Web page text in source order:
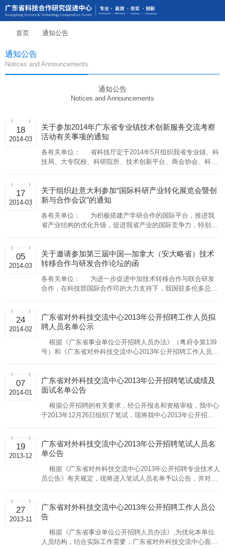
首页 通知公告
通知公告
Notices and Announcements
通知公告
Notices and Announcements
18
2014-03
关于参加2014年广东省专业镇技术创新服务交流考察
活动有关事项的通知
各有关单位： 省科技厅定于2014年5月组织我省专业镇、科
技局、大专院校、科研院所、技术创新平台、商会协会、科技
17
2014-03
关于组织赴意大利参加“国际科研产业转化展览会暨创
新与合作会议”的通知
各有关单位： 为积极搭建产学研合作的国际平台，推进我
省产业结构的优化升级，促进我省产业的国际竞争力，特别是
05
2014-03
关于邀请参加第三届中国—加拿大（安大略省）技术
转移合作与研发合作论坛的函
各有关单位： 为进一步促进中加技术转移合作与联合研发
合作，在科技部国际合作司的大力支持下，我国驻多伦多总领
24
2014-02
广东省对外科技交流中心2013年公开招聘工作人员拟
聘人员名单公示
根据《广东省事业单位公开招聘人员办法》（粤府令第139
号）和《广东省对外科技交流中心2013年公开招聘工作人员公
07
2014-01
广东省对外科技交流中心2013年公开招聘笔试成绩及
面试名单公告
根据公开招聘的有关要求，经公开报名和资格审核，我中心
于2013年12月26日组织了笔试，现将我中心2013年公开招聘
19
2013-12
广东省对外科技交流中心2013年公开招聘笔试人员名
单公告
根据《广东省对外科技交流中心2013年公开招聘专业技术人
员公告》有关规定，现将进入笔试人员名单予以公告，并对笔
27
2013-11
广东省对外科技交流中心2013年公开招聘工作人员公
告
根据《广东省事业单位公开招聘人员办法》,为优化本单位
人员结构，结合实际工作需要，广东省对外科技交流中心面向